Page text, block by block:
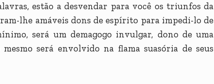
estão a desvendar para você os triunfos da
lhe amáveis dons de espírito para impedi-lo de
será um demagogo invulgar, dono de uma
será envolvido na flama suasória de seus